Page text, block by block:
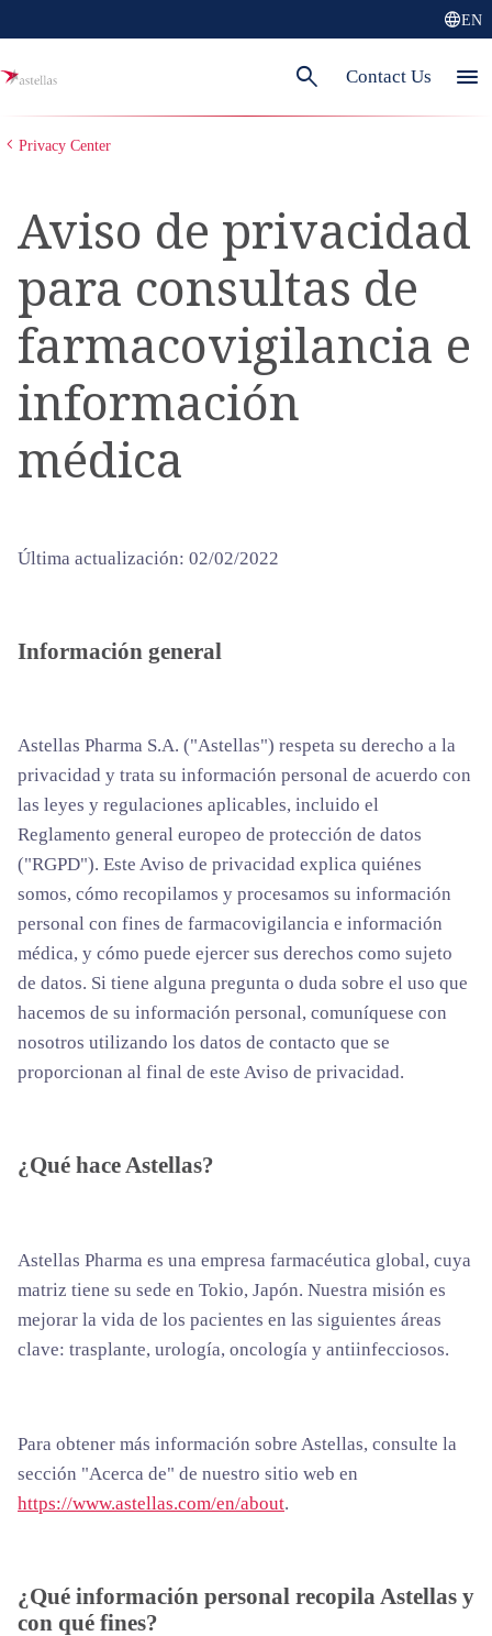
languageEN
search Contact Us menu
Privacy Center
Aviso de privacidad
para consultas de
farmacovigilancia e
información
médica
Última actualización: 02/02/2022
Información general
Astellas Pharma S.A. ("Astellas") respeta su derecho a la
privacidad y trata su información personal de acuerdo con
las leyes y regulaciones aplicables, incluido el
Reglamento general europeo de protección de datos
("RGPD"). Este Aviso de privacidad explica quiénes
somos, cómo recopilamos y procesamos su información
personal con fines de farmacovigilancia e información
médica, y cómo puede ejercer sus derechos como sujeto
de datos. Si tiene alguna pregunta o duda sobre el uso que
hacemos de su información personal, comuníquese con
nosotros utilizando los datos de contacto que se
proporcionan al final de este Aviso de privacidad.
¿Qué hace Astellas?
Astellas Pharma es una empresa farmacéutica global, cuya
matriz tiene su sede en Tokio, Japón. Nuestra misión es
mejorar la vida de los pacientes en las siguientes áreas
clave: trasplante, urología, oncología y antiinfecciosos.
Para obtener más información sobre Astellas, consulte la
sección "Acerca de" de nuestro sitio web en
https://www.astellas.com/en/about.
¿Qué información personal recopila Astellas y
con qué fines?